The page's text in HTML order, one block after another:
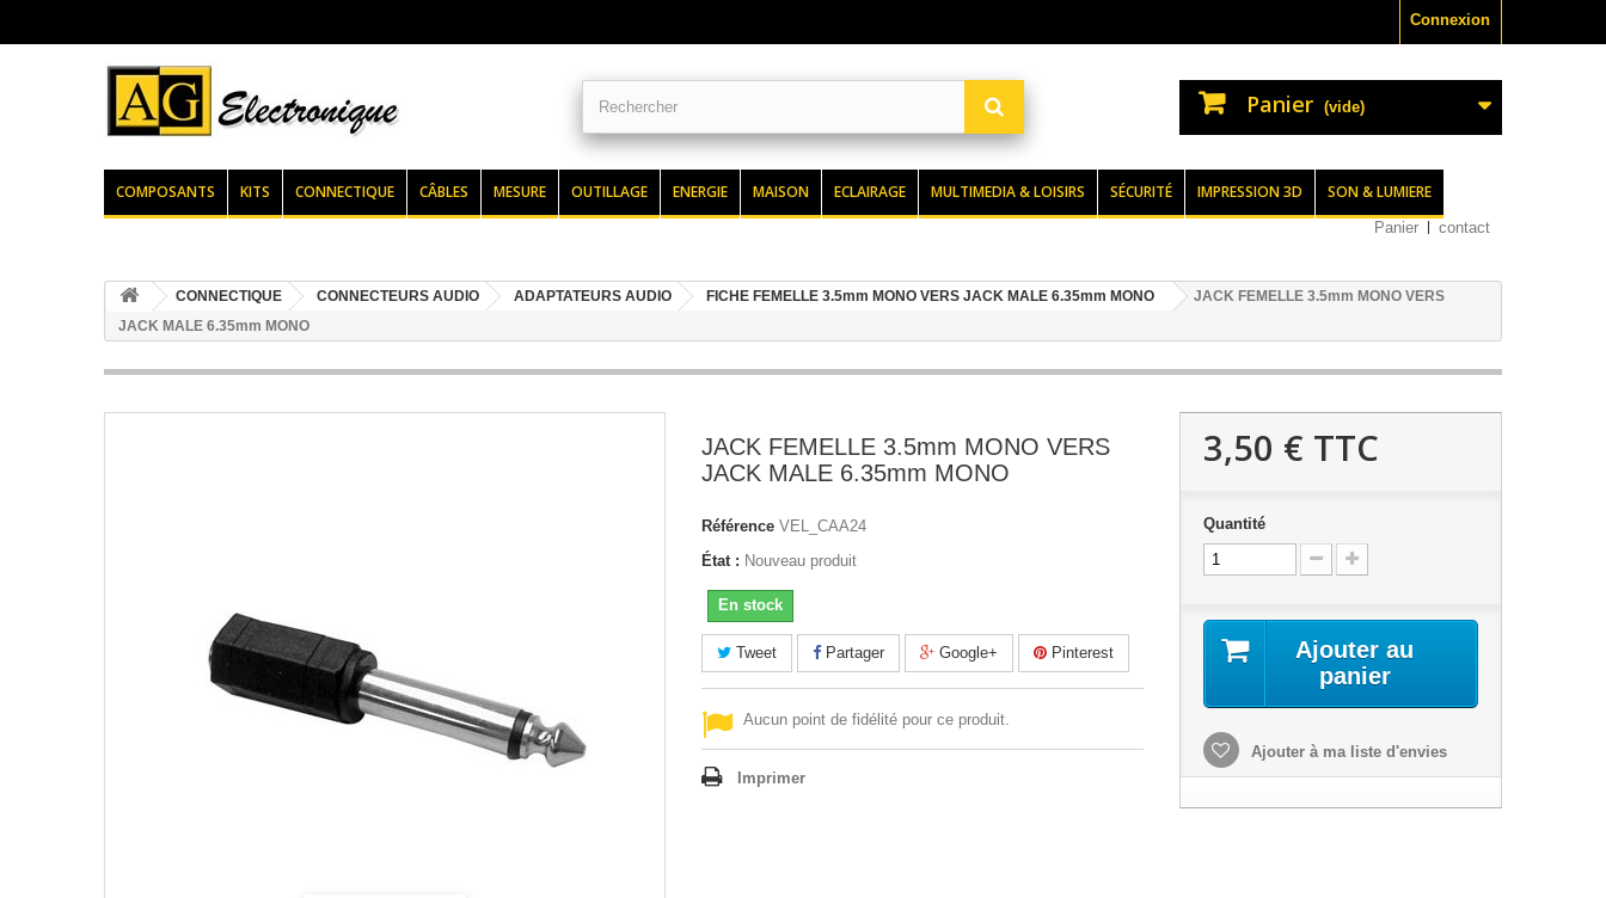
Connexion
Panier (vide)
COMPOSANTS KITS CONNECTIQUE CÂBLES MESURE OUTILLAGE ENERGIE MAISON ECLAIRAGE MULTIMEDIA & LOISIRS SÉCURITÉ IMPRESSION 3D SON & LUMIERE
Panier contact
CONNECTIQUE CONNECTEURS AUDIO ADAPTATEURS AUDIO FICHE FEMELLE 3.5mm MONO VERS JACK MALE 6.35mm MONO
JACK FEMELLE 3.5mm MONO VERS
JACK MALE 6.35mm MONO
JACK FEMELLE 3.5mm MONO VERS
JACK MALE 6.35mm MONO
Référence VEL_CAA24
État : Nouveau produit
En stock
Tweet Partager Google+ Pinterest
Aucun point de fidélité pour ce produit.
Imprimer
3,50 € TTC
Quantité
Ajouter au
panier
Ajouter à ma liste d'envies